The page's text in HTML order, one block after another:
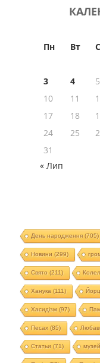
Пн Вт
3
4 5
10
11
17
18
24
25
31
« Лип
День народження(705)
Новини (299)
Свято (211)
Ханука (111)
Хасидізм (97)
Песах(85)
Статьи (71)